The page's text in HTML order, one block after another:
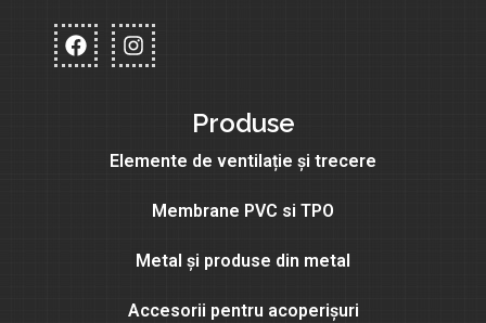
Produse
Elemente de ventilație și trecere
Membrane PVC si TPO
Metal și produse din metal
Accesorii pentru acoperișuri